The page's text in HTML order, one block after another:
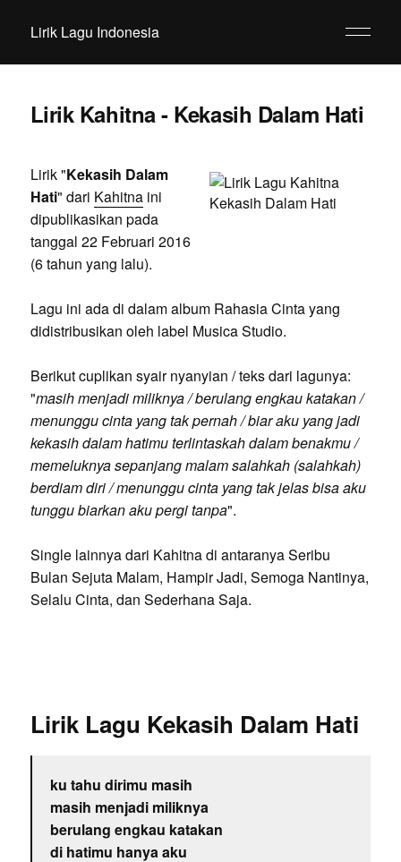
Lirik Lagu Indonesia
Lirik Kahitna - Kekasih Dalam Hati
Lirik "Kekasih Dalam
Hati" dari Kahitnaini
dipublikasikan pada
tanggal 22 Februari 2016
(6 tahun yang lalu).
Lagu ini ada di dalam album Rahasia Cinta yang
didistribusikan oleh label Musica Studio.
Berikut cuplikan syair nyanyian / teks dari lagunya:
"masih menjadi miliknya / berulang engkau katakan /
menunggu cinta yang tak pernah / biar aku yang jadi
kekasih dalam hatimu terlintaskah dalam benakmu /
memeluknya sepanjang malam salahkah (salahkah)
berdiam diri / menunggu cinta yang tak jelas bisa aku
tunggu biarkan aku pergi tanpa".
Single lainnya dari Kahitna di antaranya Seribu
Bulan Sejuta Malam, Hampir Jadi, Semoga Nantinya,
Selalu Cinta, dan Sederhana Saja.
Lirik Lagu Kekasih Dalam Hati
ku tahu dirimu masih
masih menjadi miliknya
berulang engkau katakan
di hatimu hanya aku